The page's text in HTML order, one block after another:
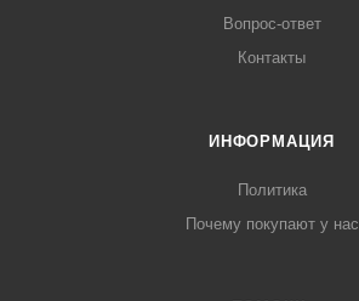
Вопрос-ответ
Контакты
ИНФОРМАЦИЯ
Политика
Почему покупают у нас